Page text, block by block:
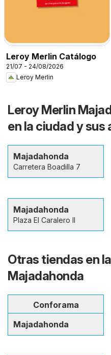
Leroy Merlin Catálogo
21/07 - 24/08/2026
Leroy Merlin
Leroy Merlin
en la ciudad y sus
Majadahonda
Carretera Boadilla 7
Majadahonda
Plaza El Caralero II
Otras tiendas en
Majadahonda
Conforama
Majadahonda